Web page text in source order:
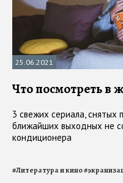
25.06.2021
Что посмотреть в
3 свежих сериала, снятых
ближайших выходных не
кондиционера
#Литература и кино#